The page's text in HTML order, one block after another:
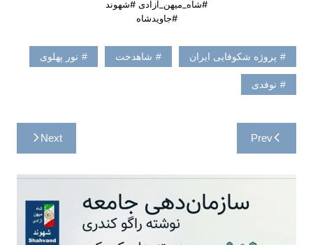
#شاه_میهن_آزادی #شهوند
#جاویدشاه
پروژه شکوفایی ایران شاهدخت نور پهلوی
نوفدی
راهبری
نوشته
Prev
Next